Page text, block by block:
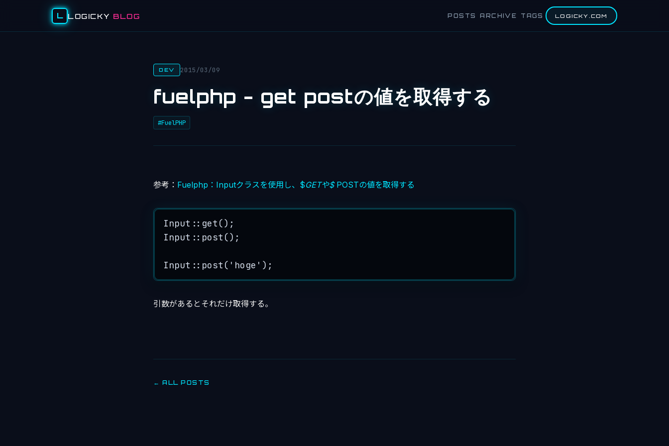
L LOGICKY BLOG POSTS ARCHIVE TAGS LOGICKY.COM
DEV 2015/03/09
fuelphp - get postの値を取得する
#FuelPHP
参考： Fuelphp：Inputクラスを使用し、$GETや$POSTの値を取得する
Input :: get ();
Input :: post ();
Input :: post ( ' hoge ' );
引数があるとそれだけ取得する。
← ALL POSTS